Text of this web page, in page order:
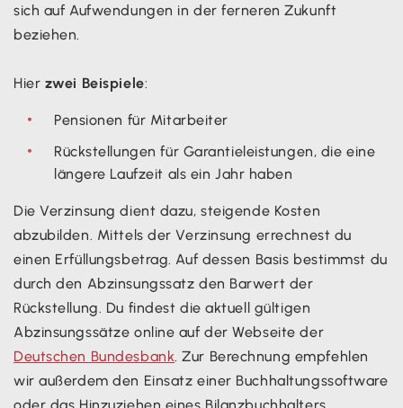
sich auf Aufwendungen in der ferneren Zukunft
beziehen.
Hier zwei Beispiele:
Pensionen für Mitarbeiter
Rückstellungen für Garantieleistungen, die eine
längere Laufzeit als ein Jahr haben
Die Verzinsung dient dazu, steigende Kosten
abzubilden. Mittels der Verzinsung errechnest du
einen Erfüllungsbetrag. Auf dessen Basis bestimmst du
durch den Abzinsungssatz den Barwert der
Rückstellung. Du findest die aktuell gültigen
Abzinsungssätze online auf der Webseite der
Deutschen Bundesbank. Zur Berechnung empfehlen
wir außerdem den Einsatz einer Buchhaltungssoftware